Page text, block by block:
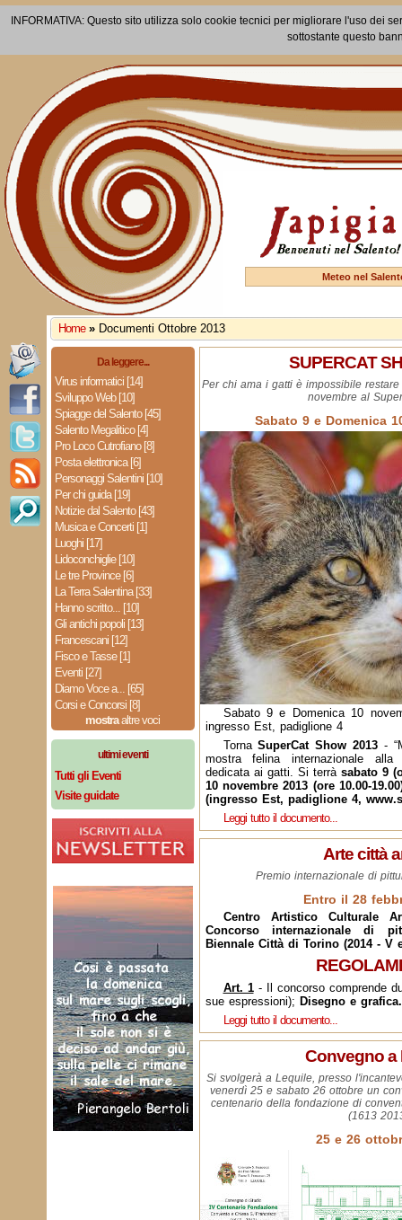
INFORMATIVA: Questo sito utilizza solo cookie tecnici per migliorare l'uso dei
sottostante questo
Meteo nel
Home » Documenti Ottobre 2013
Da leggere...
Virus informatici [14]
Sviluppo Web [10]
Spiagge del Salento [45]
Salento Megalitico [4]
Pro Loco Cutrofiano [8]
Posta elettronica [6]
Personaggi Salentini [10]
Per chi guida [19]
Notizie dal Salento [43]
Musica e Concerti [1]
Luoghi [17]
Lidoconchiglie [10]
Le tre Province [6]
La Terra Salentina [33]
Hanno scritto... [10]
Gli antichi popoli [13]
Francescani [12]
Fisco e Tasse [1]
Eventi [27]
Diamo Voce a... [65]
Corsi e Concorsi [8]
mostraaltre voci
ultimi eventi
Tutti gli Eventi
Visite guidate
SUPERCAT
Per chi ama i gatti è impossibile
novembre al
Sabato 9 e Domenica
Sabato 9 e Domenica 10
ingresso Est, padiglione 4
TornaSuperCat Show 2013 -
mostra felina internazionale alla
dedicata ai gatti. Si terrà sabato 9
10 novembre 2013 (ore 10.00-
(ingresso Est, padiglione 4,
Leggi tutto il documento...
Arte città
Premio internazionale di
Entro il 28
Centro Artistico Culturale
Concorso internazionale di
Biennale Città di Torino (2014 - V
Art. 1- Il concorso comprende
sue espressioni); Disegno e grafica.
Leggi tutto il documento...
Convegno a
Si svolgerà a Lequile, presso
venerdì 25 e sabato 26 ottobre un
centenario della fondazione di
(1613
25 e 26